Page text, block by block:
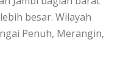
besar. Wilayah
Penuh, Merangin,